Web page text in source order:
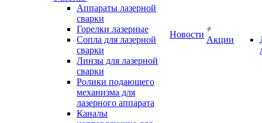
Аппараты лазерной
сварки
Горелки лазерные
Сопла для лазерной
сварки
Линзы для лазерной
сварки
Ролики подающего
механизма для
лазерного аппарата
Каналы
Новости
Акции